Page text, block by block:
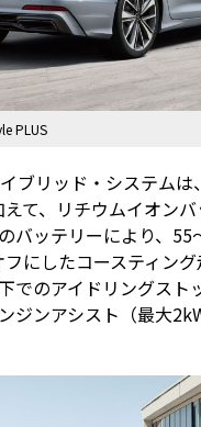
PLUS
ブリッド・システム
て、リチウムイオン
バッテリーにより、
にしたコースティング
でのアイドリングスト
ジンアシスト（最大